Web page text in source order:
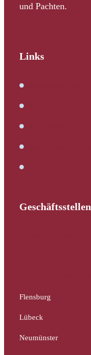
und Pachten.
Links
Geschäftsstellen
Flensburg
Lübeck
Neumünster